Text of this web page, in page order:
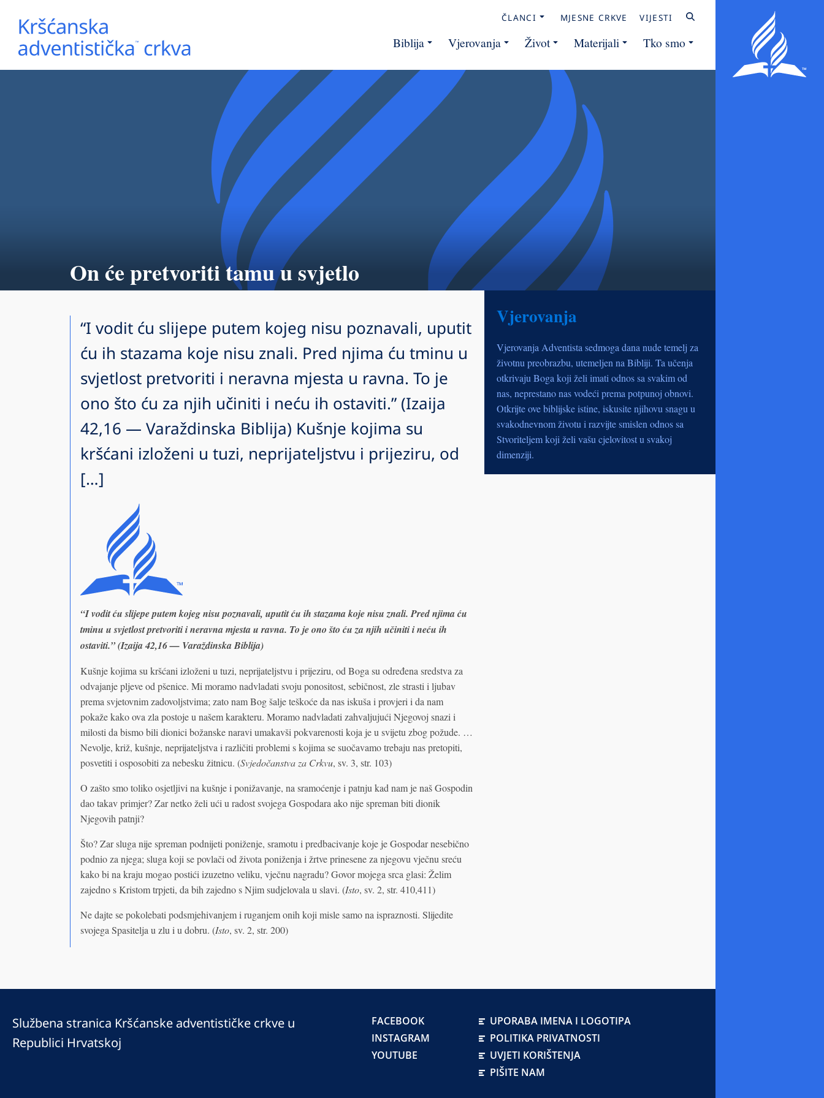
ČLANCI MJESNE CRKVE VIJESTI
Biblija Vjerovanja Život Materijali Tko smo
On će pretvoriti tamu u svjetlo
“I vodit ću slijepe putem kojeg nisu poznavali, uputit
ću ih stazama koje nisu znali. Pred njima ću tminu u
svjetlost pretvoriti i neravna mjesta u ravna. To je
ono što ću za njih učiniti i neću ih ostaviti.” (Izaija
42,16 — Varaždinska Biblija) Kušnje kojima su
kršćani izloženi u tuzi, neprijateljstvu i prijeziru, od
[…]
“I vodit ću slijepe putem kojeg nisu poznavali, uputit ću ih stazama koje nisu znali. Pred njima ću
tminu u svjetlost pretvoriti i neravna mjesta u ravna. To je ono što ću za njih učiniti i neću ih
ostaviti.” (Izaija 42,16 — Varaždinska Biblija)
Kušnje kojima su kršćani izloženi u tuzi, neprijateljstvu i prijeziru, od Boga su određena sredstva za
odvajanje pljeve od pšenice. Mi moramo nadvladati svoju ponositost, sebičnost, zle strasti i ljubav
prema svjetovnim zadovoljstvima; zato nam Bog šalje teškoće da nas iskuša i provjeri i da nam
pokaže kako ova zla postoje u našem karakteru. Moramo nadvladati zahvaljujući Njegovoj snazi i
milosti da bismo bili dionici božanske naravi umakavši pokvarenosti koja je u svijetu zbog požude. …
Nevolje, križ, kušnje, neprijateljstva i različiti problemi s kojima se suočavamo trebaju nas pretopiti,
posvetiti i osposobiti za nebesku žitnicu. (Svjedočanstva za Crkvu, sv. 3, str. 103)
O zašto smo toliko osjetljivi na kušnje i ponižavanje, na sramoćenje i patnju kad nam je naš Gospodin
dao takav primjer? Zar netko želi ući u radost svojega Gospodara ako nije spreman biti dionik
Njegovih patnji?
Što? Zar sluga nije spreman podnijeti poniženje, sramotu i predbacivanje koje je Gospodar nesebično
podnio za njega; sluga koji se povlači od života poniženja i žrtve prinesene za njegovu vječnu sreću
kako bi na kraju mogao postići izuzetno veliku, vječnu nagradu? Govor mojega srca glasi: Želim
zajedno s Kristom trpjeti, da bih zajedno s Njim sudjelovala u slavi. (Isto, sv. 2, str. 410,411)
Ne dajte se pokolebati podsmjehivanjem i ruganjem onih koji misle samo na ispraznosti. Slijedite
svojega Spasitelja u zlu i u dobru. (Isto, sv. 2, str. 200)
Vjerovanja
Vjerovanja Adventista sedmoga dana nude temelj za
životnu preobrazbu, utemeljen na Bibliji. Ta učenja
otkrivaju Boga koji želi imati odnos sa svakim od
nas, neprestano nas vodeći prema potpunoj obnovi.
Otkrijte ove biblijske istine, iskusite njihovu snagu u
svakodnevnom životu i razvijte smislen odnos sa
Stvoriteljem koji želi vašu cjelovitost u svakoj
dimenziji.
Službena stranica Kršćanske adventističke crkve u
Republici Hrvatskoj
FACEBOOK
INSTAGRAM
YOUTUBE
UPORABA IMENA I LOGOTIPA
POLITIKA PRIVATNOSTI
UVJETI KORIŠTENJA
PIŠITE NAM